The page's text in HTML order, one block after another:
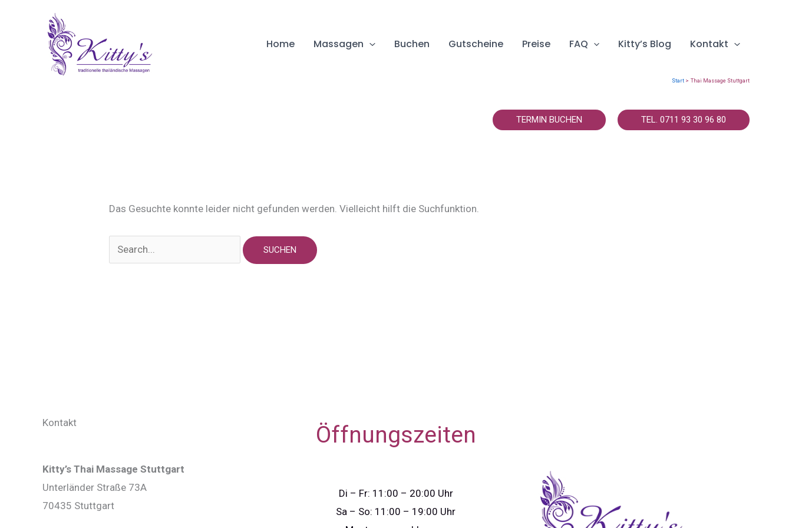
Home Massagen Buchen Gutscheine Preise FAQ Kitty’s Blog Kontakt
Start Thai Massage Stuttgart
TERMIN BUCHEN TEL. 0711 93 30 96 80
Das Gesuchte konnte leider nicht gefunden werden. Vielleicht hilft die Suchfunktion.
Suchen
nach:
Kontakt
Kitty’s Thai Massage Stuttgart
Unterländer Straße 73A
70435 Stuttgart
Öffnungszeiten
Di – Fr: 11:00 – 20:00 Uhr
Sa – So: 11:00 – 19:00 Uhr